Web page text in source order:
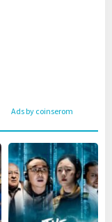
Ads by coinserom